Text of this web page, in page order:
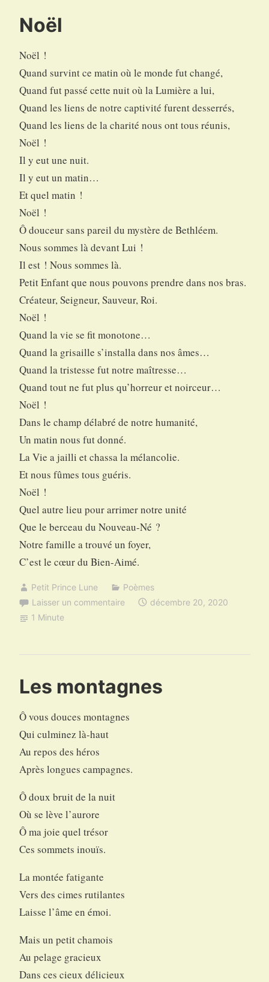
Noël
Noël !
Quand survint ce matin où le monde fut changé,
Quand fut passé cette nuit où la Lumière a lui,
Quand les liens de notre captivité furent desserrés,
Quand les liens de la charité nous ont tous réunis,
Noël !
Il y eut une nuit.
Il y eut un matin…
Et quel matin !
Noël !
Ô douceur sans pareil du mystère de Bethléem.
Nous sommes là devant Lui !
Il est ! Nous sommes là.
Petit Enfant que nous pouvons prendre dans nos bras.
Créateur, Seigneur, Sauveur, Roi.
Noël !
Quand la vie se fit monotone…
Quand la grisaille s’installa dans nos âmes…
Quand la tristesse fut notre maîtresse…
Quand tout ne fut plus qu’horreur et noirceur…
Noël !
Dans le champ délabré de notre humanité,
Un matin nous fut donné.
La Vie a jailli et chassa la mélancolie.
Et nous fûmes tous guéris.
Noël !
Quel autre lieu pour arrimer notre unité
Que le berceau du Nouveau-Né ?
Notre famille a trouvé un foyer,
C’est le cœur du Bien-Aimé.
Petit Prince Lune
Poèmes
Laisser un commentaire
décembre 20, 2020
1 Minute
Les montagnes
Ô vous douces montagnes
Qui culminez là-haut
Au repos des héros
Après longues campagnes.
Ô doux bruit de la nuit
Où se lève l’aurore
Ô ma joie quel trésor
Ces sommets inouïs.
La montée fatigante
Vers des cimes rutilantes
Laisse l’âme en émoi.
Mais un petit chamois
Au pelage gracieux
Dans ces cieux délicieux